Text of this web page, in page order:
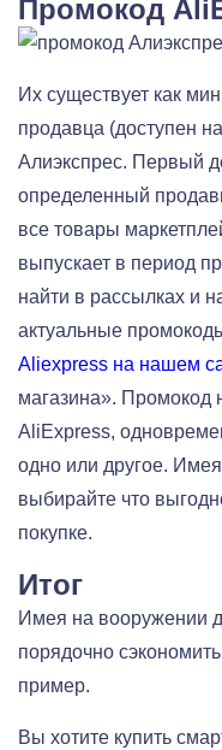
Промокод
Их существует как
продавца (доступен
Алиэкспрес. Первый
определенный
все товары
выпускает в период
найти в рассылках и
актуальные
Aliexpress на нашем
магазина». Промокод
AliExpress,
одно или другое.
выбирайте что
покупке.
Итог
Имея на вооружении
порядочно
пример.
Вы хотите купить